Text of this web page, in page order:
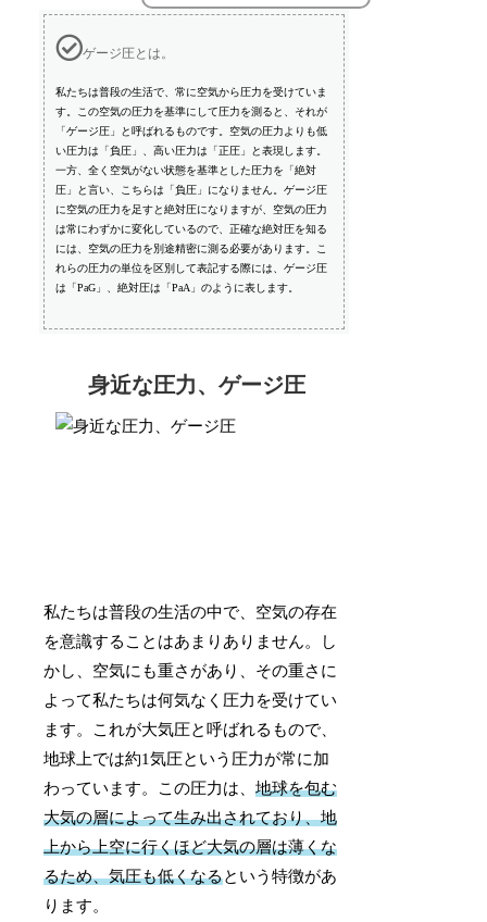
ゲージ圧とは。
私たちは普段の生活で、常に空気から圧力を受けていま
す。この空気の圧力を基準にして圧力を測ると、それが
「ゲージ圧」と呼ばれるものです。空気の圧力よりも低
い圧力は「負圧」、高い圧力は「正圧」と表現します。
一方、全く空気がない状態を基準とした圧力を「絶対
圧」と言い、こちらは「負圧」になりません。ゲージ圧
に空気の圧力を足すと絶対圧になりますが、空気の圧力
は常にわずかに変化しているので、正確な絶対圧を知る
には、空気の圧力を別途精密に測る必要があります。こ
れらの圧力の単位を区別して表記する際には、ゲージ圧
は「PaG」、絶対圧は「PaA」のように表します。
身近な圧力、ゲージ圧
私たちは普段の生活の中で、空気の存在
を意識することはあまりありません。し
かし、空気にも重さがあり、その重さに
よって私たちは何気なく圧力を受けてい
ます。これが大気圧と呼ばれるもので、
地球上では約1気圧という圧力が常に加
わっています。この圧力は、地球を包む
大気の層によって生み出されており、地
上から上空に行くほど大気の層は薄くな
るため、気圧も低くなるという特徴があ
ります。